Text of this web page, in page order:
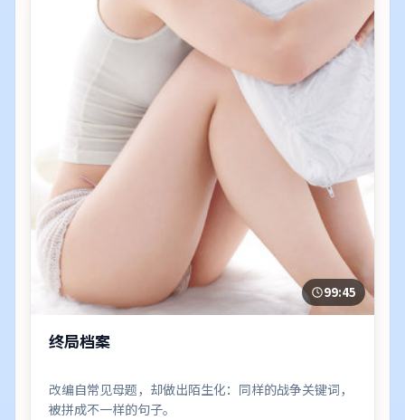
99:45
终局档案
改编自常见母题，却做出陌生化：同样的战争关键词，
被拼成不一样的句子。